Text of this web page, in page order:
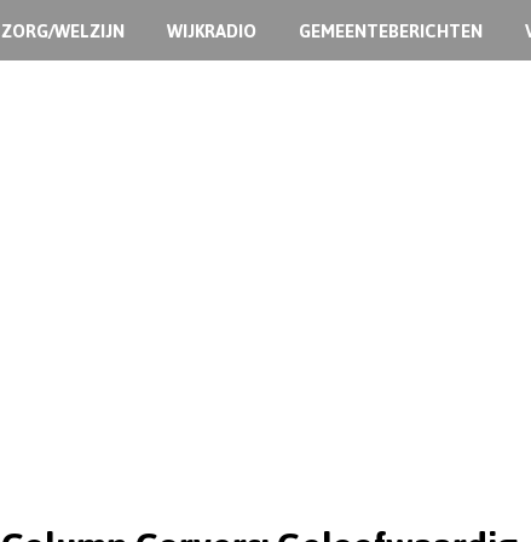
ZORG/WELZIJN WIJKRADIO GEMEENTEBERICHTEN